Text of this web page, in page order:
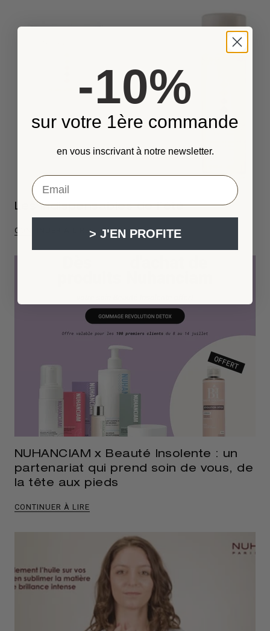
Les indispensables de l’été
CONTINUER À LIRE
NUHANCIAM x Beauté Insolente : un
partenariat qui prend soin de vous, de
la tête aux pieds
CONTINUER À LIRE
-10%
sur votre 1ère commande
en vous inscrivant à notre newsletter.
VOTRE EMAIL ...
> J'EN PROFITE